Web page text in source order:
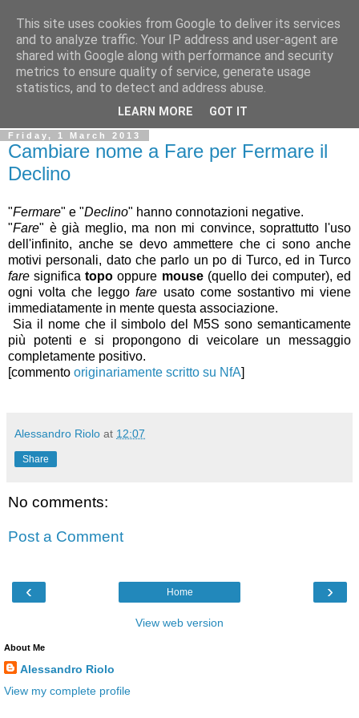
Ale Riolo's blog
Some posts are inEnglish , altri sono inItaliano , algunos
Español
Friday, 1 March 2013
Cambiare nome a Fare per Fermare il
Declino
"Fermare" e "Declino" hanno connotazioni negative.
"Fare" è già meglio, ma non mi convince, soprattutto l'uso
dell'infinito, anche se devo ammettere che ci sono anche
motivi personali, dato che parlo un po di Turco, ed in Turco
fare significatopo oppure mouse (quello dei computer), ed
ogni volta che leggofare usato come sostantivo mi viene
immediatamente in mente questa associazione.
Sia il nome che il simbolo del M5S sono semanticamente
più potenti e si propongono di veicolare un messaggio
completamente positivo.
[commento originariamente scritto su NfA]
Alessandro Riolo at 12:07
Share
No comments:
Post a Comment
‹ ›
Home
View web version
About Me
Alessandro Riolo
View my complete profile
This site uses cookies from Google to deliver its services
and to analyze traffic. Your IP address and user-agent are
shared with Google along with performance and security
metrics to ensure quality of service, generate usage
statistics, and to detect and address abuse.
LEARN MORE GOT IT